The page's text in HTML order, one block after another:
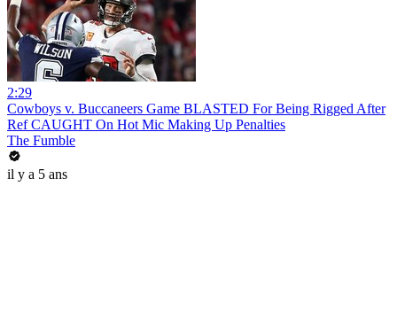
2:29
Cowboys v. Buccaneers Game BLASTED For Being Rigged After
Ref CAUGHT On Hot Mic Making Up Penalties
The Fumble
il y a 5 ans